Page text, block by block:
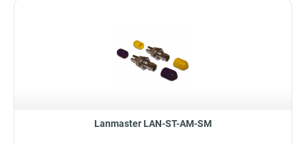
Lanmaster LAN-ST-AM-SM